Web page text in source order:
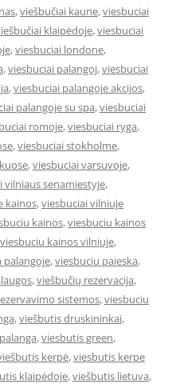
,viešbučiai kaune,viesbuciai
klaipėdoje,viesbuciai
,viesbuciai londone,
,viesbuciai palangoj,viesbuciai
,viesbuciai palangoje akcijos,
palangoje su spa,viesbuciai
romoje,viesbuciai ryga,
,viesbuciai stokholme,
,viesbuciai varsuvoje,
vilniaus senamiestyje,
kainos,viesbuciai vilniuje
kainos,viesbuciu kainos
viesbuciu kainos vilniuje,
palangoje,viesbuciu paieska,
,viešbučių rezervacija,
sistemos,viesbuciu
,viešbutis druskininkai,
,viesbutis green,
kerpė,viesbutis kerpe
klaipėdoje,viešbutis lietuva,